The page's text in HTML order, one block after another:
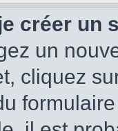
créer un
un
cliquez